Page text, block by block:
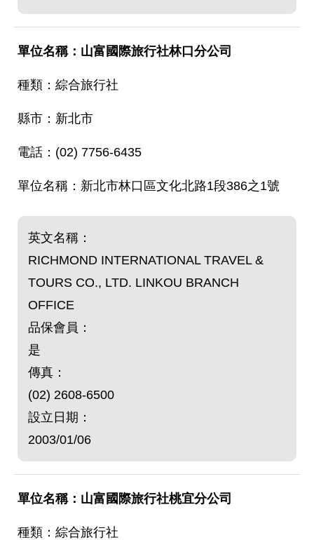
山富國際旅行社林口分公司
綜合旅行社
新北市
(02) 7756-6435
新北市林口區文化北路1段386之1號
英文名稱：
RICHMOND INTERNATIONAL TRAVEL &
TOURS CO., LTD. LINKOU BRANCH
OFFICE
品保會員：
是
傳真：
(02) 2608-6500
設立日期：
2003/01/06
山富國際旅行社桃宜分公司
綜合旅行社